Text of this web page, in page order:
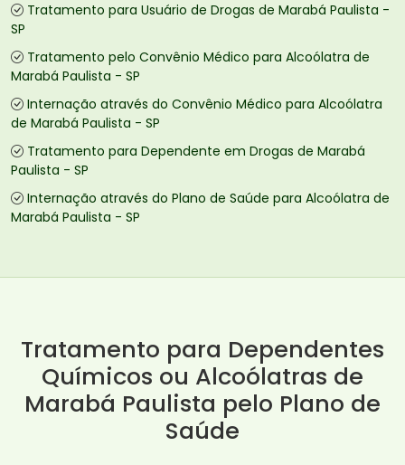
Tratamento para Usuário de Drogas de Marabá Paulista -
SP
Tratamento pelo Convênio Médico para Alcoólatra de
Marabá Paulista - SP
Internação através do Convênio Médico para Alcoólatra
de Marabá Paulista - SP
Tratamento para Dependente em Drogas de Marabá
Paulista - SP
Internação através do Plano de Saúde para Alcoólatra de
Marabá Paulista - SP
Tratamento para Dependentes
Químicos ou Alcoólatras de
Marabá Paulista pelo Plano de
Saúde